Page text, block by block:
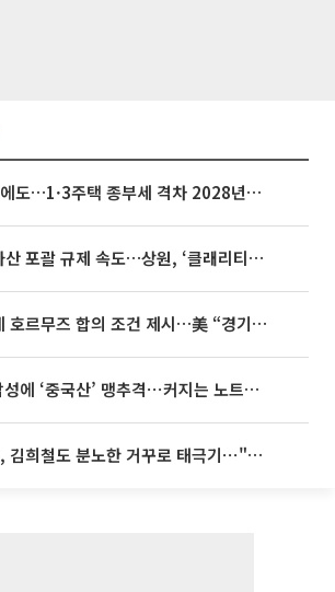
종부세 개편에도…1·3주택 종부세 격차 2028년부터 확대
미국, 가상자산 포괄 규제 속도…상원, ‘클래리티법’ 9월 절차투표 추진
이란, 미국에 호르무즈 합의 조건 제시…美 “경기 아직 안 끝나” [종합]
맥북 품은 삼성에 ‘중국산’ 맹추격⋯커지는 노트북 OLED 시장
서경덕 교수, 김희철도 분노한 거꾸로 태극기⋯"엉터리는 아냐, 아쉬울 뿐"